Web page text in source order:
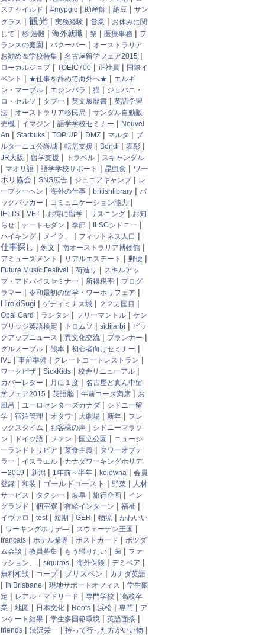
スチャイルド | #mypgic | 助産師 | 納豆 | サン
グラス | 観光 | 実務経験 | 営業 | お休みに関
して | 杉 浩毅 | 海外就職 | 祭 | 医療事務 | フ
ランスの庭園 | バクーバー | オーストラリア
お勧め＆学校特集 | 名古屋留学フェア2015 |
ローカルジョブ | TOEIC700 | 正社員 | 国際イ
ベント | ★仕事を辞めて海外へ★ | エルギ
ン・マーブル | エジンバラ | 猫 | ジョバニ・
ロ・セルソ | タブー | 英文履歴書 | 英語学習
法 | オーストラリア移民局 | サンダル自動販
売機 | イマジン | 語学学校セミナー | Nouvel
An | Starbuks | TOP UP | DMZ | マルタ | ブ
ルターニュ公爵城 | 転居支援 | Bondi | 表彰 |
JR大阪 | 留学支援 | トラベル | スキャンダル
| マオリ語 | 語学学校サポート | 昆虫食 | ワー
ホリ協会 | SNS広告 | ジュニアキャンプ| レ
ープクーヘン | 海外の仕事 | britishlibrary | バ
ックパッカー | コミュニケーション能力 |
IELTS | VET | お得に留学 | リスニング | お知
らせ | テートモダン | 季節 | ILSCシドニー |
ハイキング | メイク、 | フィットネス人口 |
仕事探し | 例文 | 南オーストラリア博物館 |
アミューズメント | リアルエステート | 郵便 |
Future Music Festival | 荷造り | スキルアッ
プ・アドバイスセミナー | 所得税率 | プログ
ラマー | 令和最初の留学・ワーホリフェア |
HirokiSugi | ゲディミナス城 | ２２カ国目 |
Opal Card | ランタン | フリーマントル | ケン
ブリッジ英語検定 | トロムソ | sidilarbi | ピッ
クアップニュース | 異文化交流 | プランナー |
グルノーブル | 熊本 | 初心者向けセミナー |
IVL | 事前準備 | グレートコートレストラン |
ワークビザ | SickKids | 校舎リニューアル |
カバーレター | 月に１度 | 名古屋ど真ん中留
学フェア2015 | 英語脳 | 午前コース満席 | お
風呂 | ユーロセンターズカナダ | シドニー留
学 | 宿泊管理 | オタワ | 大劇場 | 新年 | フレ
ックスタイム | お客様の声 | シドニーマラソ
ン | ドイツ語 | ファン | 国立公園 | ニュージ
ーランドトリビア | 菜食主義 | タワーオブテ
ラー | イスラエル | カナダワーキングホリデ
ー2019 | 新潟 | 1年前～半年 | kelowna | 会員
登録 | 和装 | ゴールドコースト | 野菜 | 人材
サービス | タクシー | 岐阜 | 旅行企画 | イン
グランド | 個室寮 | 有給インターン | 福祉 |
イヴァロ | test | 短期 | GER | 物流 | かわいい
| ワーキングホリデ― | スウェーデン王国 |
français | ホテル業界 | ポストカード | ポツダ
ム会談 | 教員募集 | もう帰りたい | 歯 | ファ
ッション、
| sigurros | 海外保険 | デミペア |
無料相談 | コープ| ブリスベン | カナダ英語
| Ih Brisbane | 現地サポートオフィス | 学生限
定 | レアル・マドリード | 専門学校 | 高校卒
業 | 地図 | 日本文化 | Roots | 浜松 | 専門 | ア
ンケート結果 | 学生多国籍環境 | 英語面接 |
friends | 渋沢栄一 | 持って行った方がいい物 |